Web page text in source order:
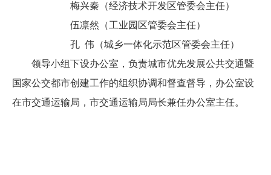
梅兴秦（经济技术开发区管委会主任）
伍凛然（工业园区管委会主任）
孔 伟（城乡一体化示范区管委会主任）
领导小组下设办公室，负责城市优先发展公共交通暨
国家公交都市创建工作的组织协调和督查督导，办公室设
在市交通运输局，市交通运输局局长兼任办公室主任。